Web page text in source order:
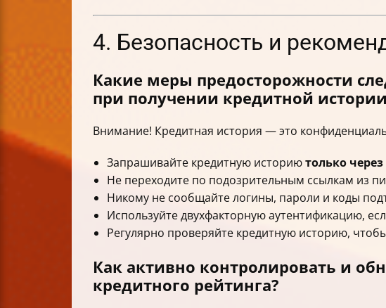
4. Безопасность и
Какие меры предосторожности
при получении кредитной
Внимание! Кредитная история — это
Запрашивайте кредитную историютолько
Не переходите по подозрительным ссылкам из
Никому не сообщайте логины, пароли и коды
Используйте двухфакторную аутентификацию,
Регулярно проверяйте кредитную историю,
Как активно контролировать и
кредитного рейтинга?